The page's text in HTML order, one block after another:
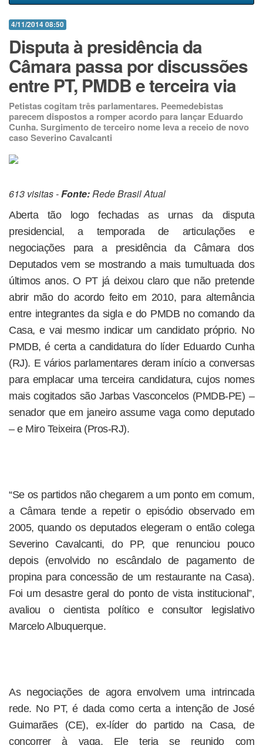
4/11/2014 08:50
Disputa à presidência da
Câmara passa por discussões
entre PT, PMDB e terceira via
Petistas cogitam três parlamentares. Peemedebistas
parecem dispostos a romper acordo para lançar Eduardo
Cunha. Surgimento de terceiro nome leva a receio de novo
caso Severino Cavalcanti
613 visitas -Fonte:Rede Brasil Atual
Aberta tão logo fechadas as urnas da disputa
presidencial, a temporada de articulações e
negociações para a presidência da Câmara dos
Deputados vem se mostrando a mais tumultuada dos
últimos anos. O PT já deixou claro que não pretende
abrir mão do acordo feito em 2010, para alternância
entre integrantes da sigla e do PMDB no comando da
Casa, e vai mesmo indicar um candidato próprio. No
PMDB, é certa a candidatura do líder Eduardo Cunha
(RJ). E vários parlamentares deram início a conversas
para emplacar uma terceira candidatura, cujos nomes
mais cogitados são Jarbas Vasconcelos (PMDB-PE) –
senador que em janeiro assume vaga como deputado
– e Miro Teixeira (Pros-RJ).
“Se os partidos não chegarem a um ponto em comum,
a Câmara tende a repetir o episódio observado em
2005, quando os deputados elegeram o então colega
Severino Cavalcanti, do PP, que renunciou pouco
depois (envolvido no escândalo de pagamento de
propina para concessão de um restaurante na Casa).
Foi um desastre geral do ponto de vista institucional”,
avaliou o cientista político e consultor legislativo
Marcelo Albuquerque.
As negociações de agora envolvem uma intrincada
rede. No PT, é dada como certa a intenção de José
Guimarães (CE), ex-líder do partido na Casa, de
concorrer à vaga. Ele teria se reunido com